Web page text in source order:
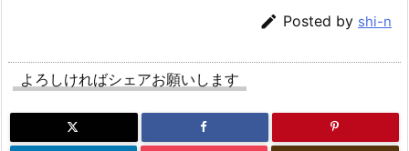
 Posted by shi-n
よろしければシェアお願いします